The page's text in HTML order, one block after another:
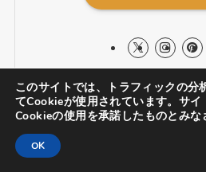
このサイトでは、トラフィックの分
てCookieが使用されています。サイ
Cookieの使用を承諾したものとみな
OK